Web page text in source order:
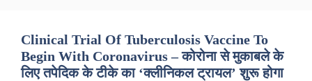
Clinical Trial Of Tuberculosis Vaccine To
Begin With Coronavirus – कोरोना से मुकाबले के
लिए तपेदिक के टीके का ‘क्लीनिकल ट्रायल’ शुरू होगा